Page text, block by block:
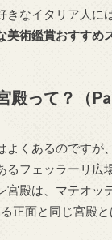
きなイタリア人に
美術鑑賞おすすめ
殿って？（
よくあるのですが
るフェッラーリ広
宮殿は、マテオッ
正面と同じ宮殿